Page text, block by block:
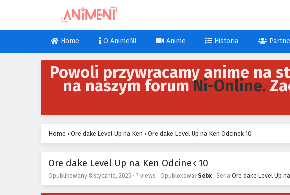
Home O AnimeNi Anime Historia
Powoli przywracamy anime na
na naszym forumNi-Online.
Home › Ore dake Level Up na Ken › Ore dake Level Up na Ken Odcinek 10
Ore dake Level Up na Ken Odcinek 10
Opublikowany 8 stycznia, 2025 · ? views · Opublokował Sebx · Seria Ore dake Level Up